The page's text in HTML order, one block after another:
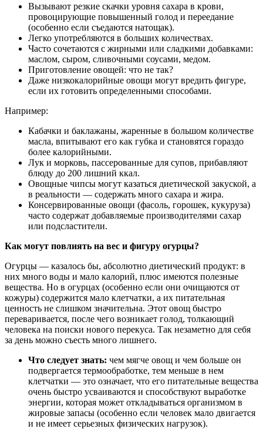
Вызывают резкие скачки уровня сахара в крови,
провоцирующие повышенный голод и переедание
(особенно если съедаются натощак).
Легко употребляются в больших количествах.
Часто сочетаются с жирными или сладкими добавками:
маслом, сыром, сливочными соусами, медом.
Приготовление овощей: что не так?
Даже низкокалорийные овощи могут вредить фигуре,
если их готовить определенными способами.
Например:
Кабачки и баклажаны, жаренные в большом количестве
масла, впитывают его как губка и становятся гораздо
более калорийными.
Лук и морковь, пассерованные для супов, прибавляют
блюду до 200 лишний ккал.
Овощные чипсы могут казаться диетической закуской, а
в реальности — содержать много сахара и жира.
Консервированные овощи (фасоль, горошек, кукуруза)
часто содержат добавляемые производителями сахар
или подсластители.
Как могут повлиять на вес и фигуру огурцы?
Огурцы — казалось бы, абсолютно диетический продукт: в
них много воды и мало калорий, плюс имеются полезные
вещества. Но в огурцах (особенно если они очищаются от
кожуры) содержится мало клетчатки, а их питательная
ценность не слишком значительна. Этот овощ быстро
переваривается, после чего возникает голод, толкающий
человека на поиски нового перекуса. Так незаметно для себя
за день можно съесть много лишнего.
Что следует знать: чем мягче овощ и чем больше он
подвергается термообработке, тем меньше в нем
клетчатки — это означает, что его питательные вещества
очень быстро усваиваются и способствуют выработке
энергии, которая может откладываться организмом в
жировые запасы (особенно если человек мало двигается
и не имеет серьезных физических нагрузок).